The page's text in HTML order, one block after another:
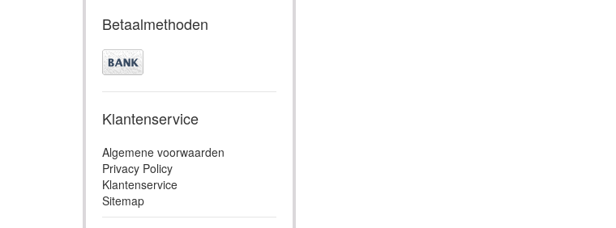
Betaalmethoden
Klantenservice
Algemene voorwaarden
Privacy Policy
Klantenservice
Sitemap